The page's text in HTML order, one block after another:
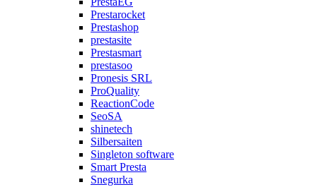
Prestarocket
Prestashop
prestasite
Prestasmart
prestasoo
Pronesis SRL
ProQuality
ReactionCode
SeoSA
shinetech
Silbersaiten
Singleton software
Smart Presta
Snegurka